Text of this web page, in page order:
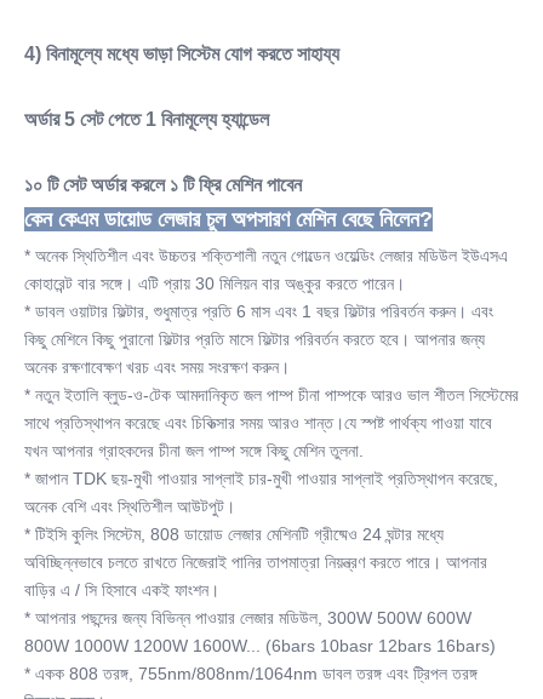
4) বিনামূল্যে মধ্যে ভাড়া সিস্টেম যোগ করতে সাহায্য
অর্ডার 5 সেট পেতে 1 বিনামূল্যে হ্যান্ডেল
১০ টি সেট অর্ডার করলে ১ টি ফ্রি মেশিন পাবেন
কেন কেএম ডায়োড লেজার চুল অপসারণ মেশিন বেছে নিলেন?
* অনেক স্থিতিশীল এবং উচ্চতর শক্তিশালী নতুন গোল্ডেন ওয়েল্ডিং লেজার মডিউল ইউএসএ
কোহারেন্ট বার সঙ্গে। এটি প্রায় 30 মিলিয়ন বার অঙ্কুর করতে পারেন।
* ডাবল ওয়াটার ফিল্টার, শুধুমাত্র প্রতি 6 মাস এবং 1 বছর ফিল্টার পরিবর্তন করুন। এবং
কিছু মেশিনে কিছু পুরানো ফিল্টার প্রতি মাসে ফিল্টার পরিবর্তন করতে হবে। আপনার জন্য
অনেক রক্ষণাবেক্ষণ খরচ এবং সময় সংরক্ষণ করুন।
* নতুন ইতালি ব্লুড-ও-টেক আমদানিকৃত জল পাম্প চীনা পাম্পকে আরও ভাল শীতল সিস্টেমের
সাথে প্রতিস্থাপন করেছে এবং চিকিত্সার সময় আরও শান্ত।যে স্পষ্ট পার্থক্য পাওয়া যাবে
যখন আপনার গ্রাহকদের চীনা জল পাম্প সঙ্গে কিছু মেশিন তুলনা.
* জাপান TDK ছয়-মুখী পাওয়ার সাপ্লাই চার-মুখী পাওয়ার সাপ্লাই প্রতিস্থাপন করেছে,
অনেক বেশি এবং স্থিতিশীল আউটপুট।
* টিইসি কুলিং সিস্টেম, 808 ডায়োড লেজার মেশিনটি গ্রীষ্মেও 24 ঘন্টার মধ্যে
অবিচ্ছিন্নভাবে চলতে রাখতে নিজেরাই পানির তাপমাত্রা নিয়ন্ত্রণ করতে পারে। আপনার
বাড়ির এ / সি হিসাবে একই ফাংশন।
* আপনার পছন্দের জন্য বিভিন্ন পাওয়ার লেজার মডিউল, 300W 500W 600W
800W 1000W 1200W 1600W... (6bars 10basr 12bars 16bars)
* একক 808 তরঙ্গ, 755nm/808nm/1064nm ডাবল তরঙ্গ এবং ট্রিপল তরঙ্গ